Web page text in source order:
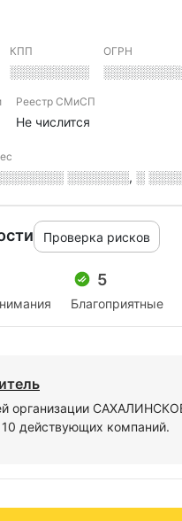
КПП
░░░░░░░░░
ОГРН
Реестр СМиСП
Не числится
░░░░░░░, ░
Проверка рисков
5
Благоприятные
организации
действующих компаний.